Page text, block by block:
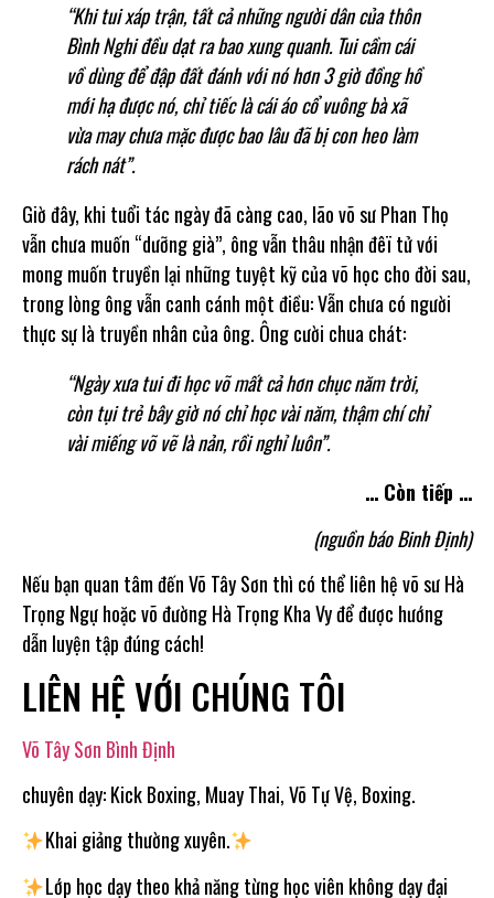
“Khi tui xáp trận, tất cả những người dân của thôn
Bình Nghi đều dạt ra bao xung quanh. Tui cầm cái
vồ dùng để đập đất đánh với nó hơn 3 giờ đồng hồ
mới hạ được nó, chỉ tiếc là cái áo cổ vuông bà xã
vừa may chưa mặc được bao lâu đã bị con heo làm
rách nát”.
Giờ đây, khi tuổi tác ngày đã càng cao, lão võ sư Phan Thọ
vẫn chưa muốn “dưỡng già”, ông vẫn thâu nhận đêï tử với
mong muốn truyền lại những tuyệt kỹ của võ học cho đời sau,
trong lòng ông vẫn canh cánh một điều: Vẫn chưa có người
thực sự là truyền nhân của ông. Ông cười chua chát:
“Ngày xưa tui đi học võ mất cả hơn chục năm trời,
còn tụi trẻ bây giờ nó chỉ học vài năm, thậm chí chỉ
vài miếng võ vẽ là nản, rồi nghỉ luôn”.
… Còn tiếp …
(nguồn báo Binh Định)
Nếu bạn quan tâm đến Võ Tây Sơn thì có thể liên hệ võ sư Hà
Trọng Ngự hoặc võ đường Hà Trọng Kha Vy để được hướng
dẫn luyện tập đúng cách!
LIÊN HỆ VỚI CHÚNG TÔI
Võ Tây Sơn Bình Định
chuyên dạy: Kick Boxing, Muay Thai, Võ Tự Vệ, Boxing.
Khai giảng thường xuyên.
Lớp học dạy theo khả năng từng học viên không dạy đại